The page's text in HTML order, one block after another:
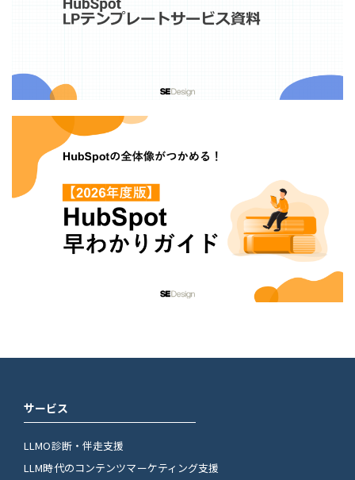
サービス
LLMO診断・伴走支援
LLM時代のコンテンツマーケティング支援